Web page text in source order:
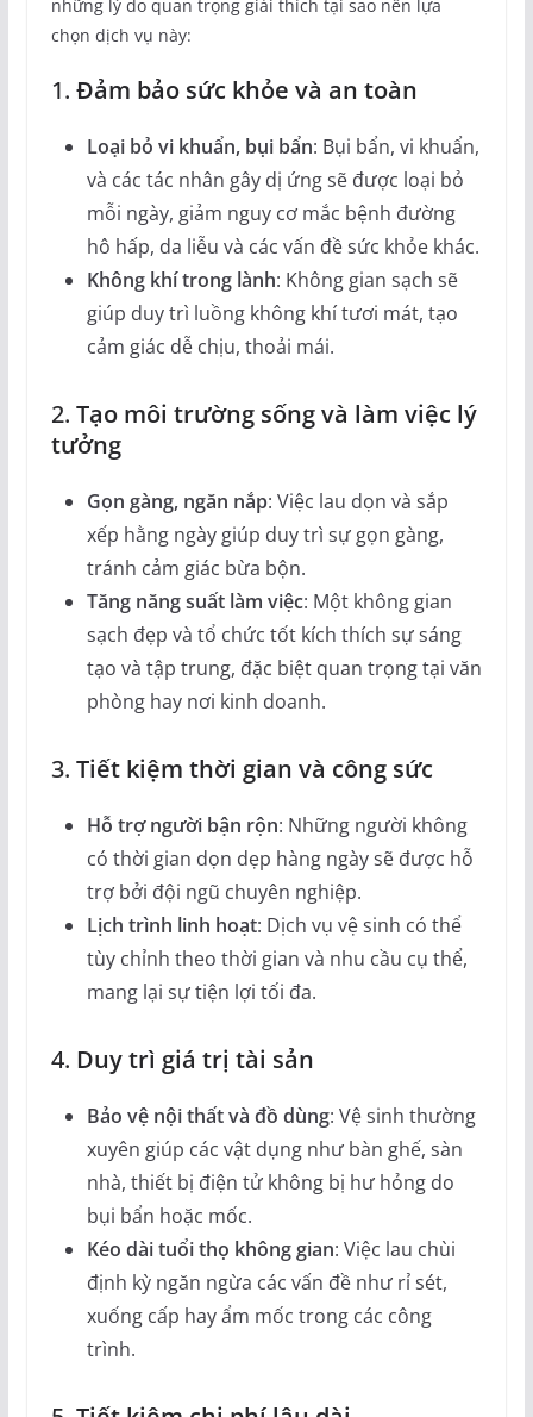
những lý do quan trọng giải thích tại sao nên lựa
chọn dịch vụ này:
1. Đảm bảo sức khỏe và an toàn
Loại bỏ vi khuẩn, bụi bẩn: Bụi bẩn, vi khuẩn,
và các tác nhân gây dị ứng sẽ được loại bỏ
mỗi ngày, giảm nguy cơ mắc bệnh đường
hô hấp, da liễu và các vấn đề sức khỏe khác.
Không khí trong lành: Không gian sạch sẽ
giúp duy trì luồng không khí tươi mát, tạo
cảm giác dễ chịu, thoải mái.
2. Tạo môi trường sống và làm việc lý
tưởng
Gọn gàng, ngăn nắp: Việc lau dọn và sắp
xếp hằng ngày giúp duy trì sự gọn gàng,
tránh cảm giác bừa bộn.
Tăng năng suất làm việc: Một không gian
sạch đẹp và tổ chức tốt kích thích sự sáng
tạo và tập trung, đặc biệt quan trọng tại văn
phòng hay nơi kinh doanh.
3. Tiết kiệm thời gian và công sức
Hỗ trợ người bận rộn: Những người không
có thời gian dọn dẹp hàng ngày sẽ được hỗ
trợ bởi đội ngũ chuyên nghiệp.
Lịch trình linh hoạt: Dịch vụ vệ sinh có thể
tùy chỉnh theo thời gian và nhu cầu cụ thể,
mang lại sự tiện lợi tối đa.
4. Duy trì giá trị tài sản
Bảo vệ nội thất và đồ dùng: Vệ sinh thường
xuyên giúp các vật dụng như bàn ghế, sàn
nhà, thiết bị điện tử không bị hư hỏng do
bụi bẩn hoặc mốc.
Kéo dài tuổi thọ không gian: Việc lau chùi
định kỳ ngăn ngừa các vấn đề như rỉ sét,
xuống cấp hay ẩm mốc trong các công
trình.